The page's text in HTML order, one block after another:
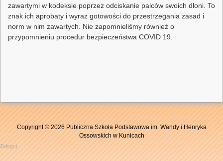
zawartymi w kodeksie poprzez odciskanie palców swoich dłoni. To
znak ich aprobaty i wyraz gotowości do przestrzegania zasad i
norm w nim zawartych. Nie zapomnieliśmy również o
przypomnieniu procedur bezpieczeństwa COVID 19.
Copyright © 2026 Publiczna Szkoła Podstawowa im. Wandy i Henryka
Ossowskich w Kunicach
Zaloguj